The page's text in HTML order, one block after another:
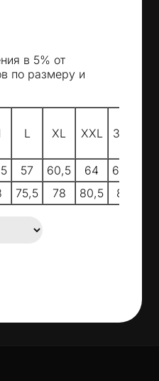
в 5% от
по размеру и
L XL XXL 3XL
57 60,5 64
67,5
75,5 78 80,5 83